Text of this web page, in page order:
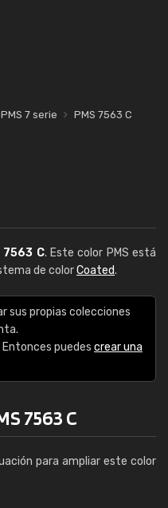
PMS 7 serie PMS 7563 C
7563 C. Este color PMS está
de colorCoated.
sus propias colecciones
puedes crear una
7563 C
para ampliar este color